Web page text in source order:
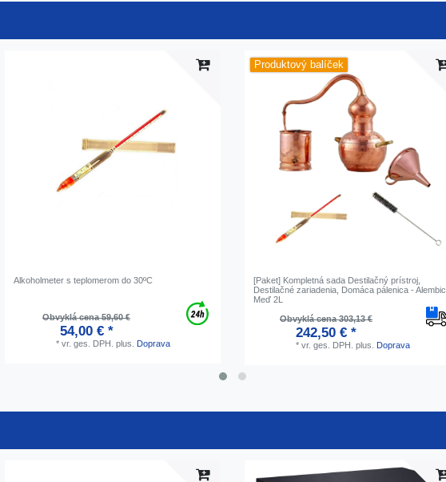
Alkoholmeter s teplomerom do 30ºC
Obvyklá cena 59,60 €
54,00 € *
* vr. ges. DPH. plus. Doprava
Produktový balíček
[Paket] Kompletná sada Destilačný prístroj,
Destilačné zariadenia, Domáca pálenica - Alembic,
Meď 2L
Obvyklá cena 303,13 €
242,50 € *
* vr. ges. DPH. plus. Doprava